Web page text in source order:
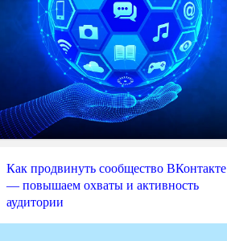
Как продвинуть сообщество ВКонтакте
— повышаем охваты и активность
аудитории